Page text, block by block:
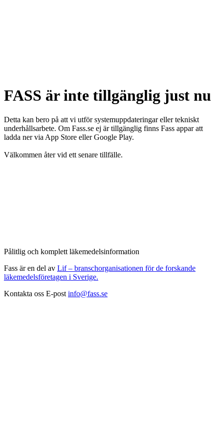
FASS är inte tillgänglig just nu
Detta kan bero på att vi utför systemuppdateringar eller tekniskt
underhållsarbete. Om Fass.se ej är tillgänglig finns Fass appar att
ladda ner via App Store eller Google Play.
Välkommen åter vid ett senare tillfälle.
Pålitlig och komplett läkemedelsinformation
Fass är en del av Lif – branschorganisationen för de forskande
läkemedelsföretagen i Sverige.
Kontakta oss E-post info@fass.se